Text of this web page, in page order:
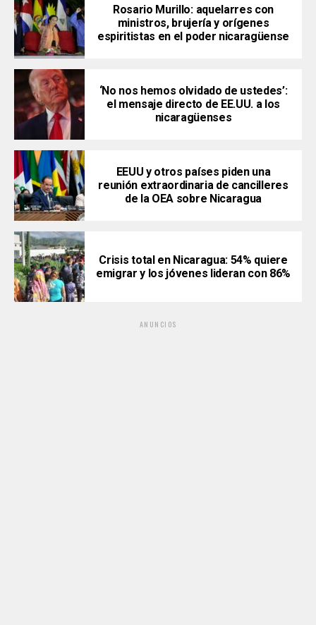
Rosario Murillo: aquelarres con
ministros, brujería y orígenes
espiritistas en el poder nicaragüense
‘No nos hemos olvidado de ustedes’:
el mensaje directo de EE.UU. a los
nicaragüenses
EEUU y otros países piden una
reunión extraordinaria de cancilleres
de la OEA sobre Nicaragua
Crisis total en Nicaragua: 54% quiere
emigrar y los jóvenes lideran con 86%
ANUNCIOS